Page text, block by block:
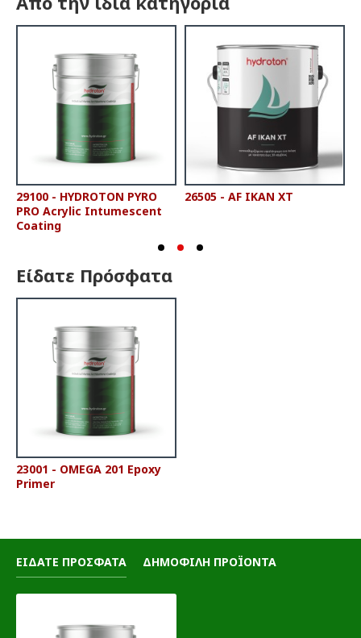
29100 - HYDROTON PYRO
PRO Acrylic Intumescent
Coating
26505 - AF IKAN XT
Είδατε Πρόσφατα
23001 - OMEGA 201 Epoxy
Primer
ΕΙΔΑΤΕ ΠΡΟΣΦΑΤΑ ΔΗΜΟΦΙΛΗ ΠΡΟΪΟΝΤΑ